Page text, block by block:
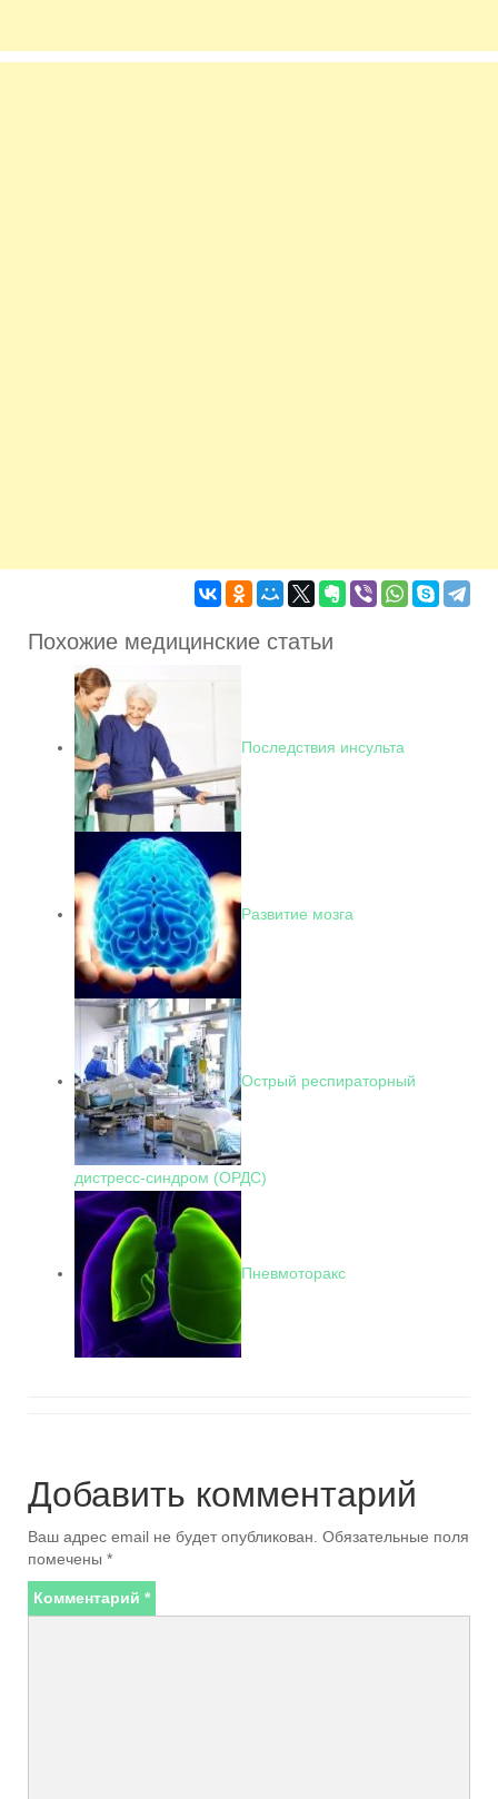
Похожие медицинские статьи
Последствия инсульта
Развитие мозга
Острый респираторный
дистресс-синдром (ОРДС)
Пневмоторакс
Добавить комментарий
Ваш адрес email не будет опубликован. Обязательные поля
помечены *
Комментарий *